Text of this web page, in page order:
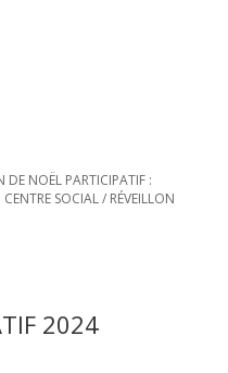
DE NOËL PARTICIPATIF :
SOCIAL/ RÉVEILLON
2024